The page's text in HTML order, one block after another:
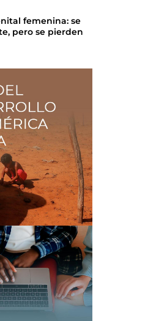
femenina: se
pero se pierden